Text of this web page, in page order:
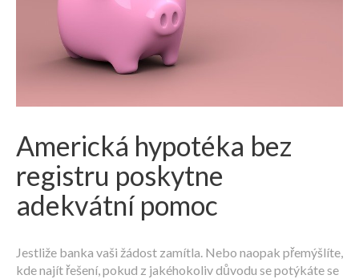
Americká hypotéka bez
registru poskytne
adekvátní pomoc
Jestliže banka vaši žádost zamítla. Nebo naopak přemýšlíte,
kde najít řešení, pokud z jakéhokoliv důvodu se potýkáte se